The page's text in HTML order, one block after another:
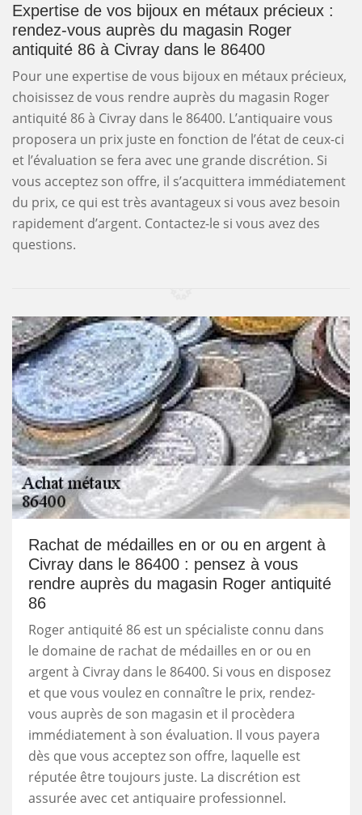
Expertise de vos bijoux en métaux précieux :
rendez-vous auprès du magasin Roger
antiquité 86 à Civray dans le 86400
Pour une expertise de vous bijoux en métaux précieux,
choisissez de vous rendre auprès du magasin Roger
antiquité 86 à Civray dans le 86400. L’antiquaire vous
proposera un prix juste en fonction de l’état de ceux-ci
et l’évaluation se fera avec une grande discrétion. Si
vous acceptez son offre, il s’acquittera immédiatement
du prix, ce qui est très avantageux si vous avez besoin
rapidement d’argent. Contactez-le si vous avez des
questions.
Rachat de médailles en or ou en argent à
Civray dans le 86400 : pensez à vous
rendre auprès du magasin Roger antiquité
86
Roger antiquité 86 est un spécialiste connu dans
le domaine de rachat de médailles en or ou en
argent à Civray dans le 86400. Si vous en disposez
et que vous voulez en connaître le prix, rendez-
vous auprès de son magasin et il procèdera
immédiatement à son évaluation. Il vous payera
dès que vous acceptez son offre, laquelle est
réputée être toujours juste. La discrétion est
assurée avec cet antiquaire professionnel.